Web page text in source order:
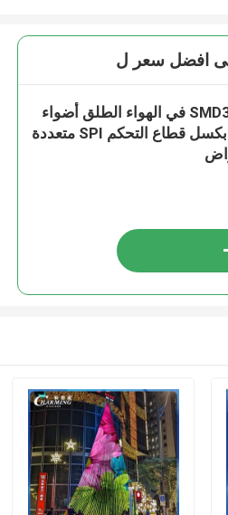
افضل سعر ل
SMD3535 في الهواء الطلق أضواء
LED بكسل قطاع التحكم SPI متعددة